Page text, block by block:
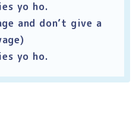
yo ho.
and don’t give a
yo ho.